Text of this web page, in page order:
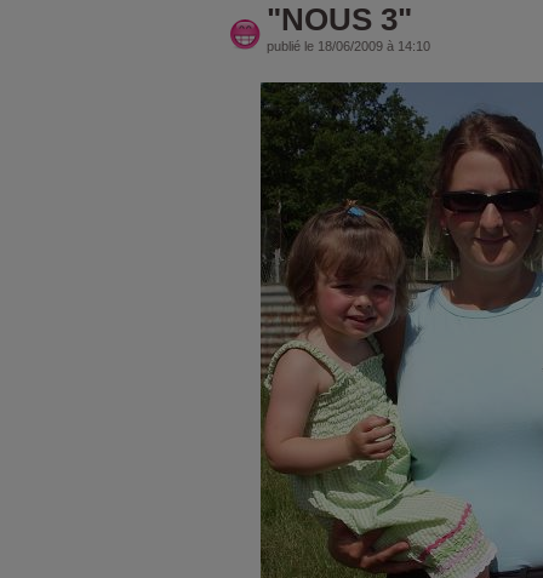
"NOUS 3"
publié le 18/06/2009 à 14:10